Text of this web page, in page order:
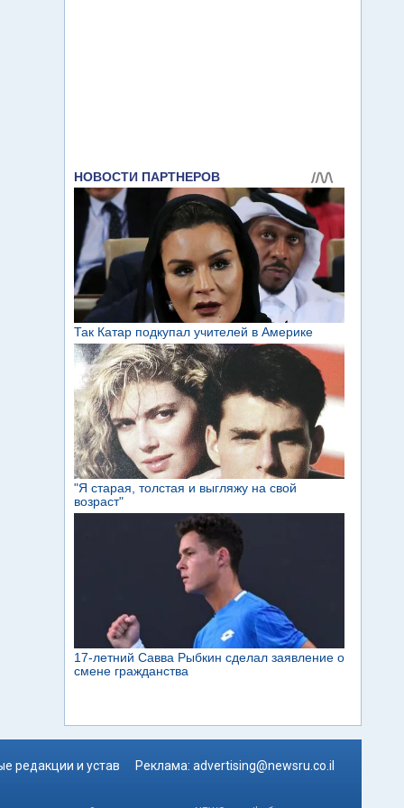
редакции и устав Реклама: advertising@newsru.co.il